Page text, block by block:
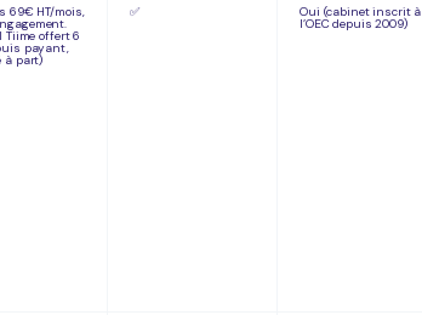
69€ HT/mois,
Tiime offert 6
payant,
à part)
✅ Oui (cabinet inscrit à
l’OEC depuis 2009)